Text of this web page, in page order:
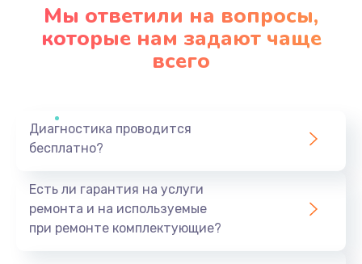
Заказать
Замена системы охлаждения
Заказать
Мы ответили на вопросы,
которые нам задают чаще
всего
Диагностика проводится
бесплатно?
Есть ли гарантия на услуги
ремонта и на используемые
при ремонте комплектующие?